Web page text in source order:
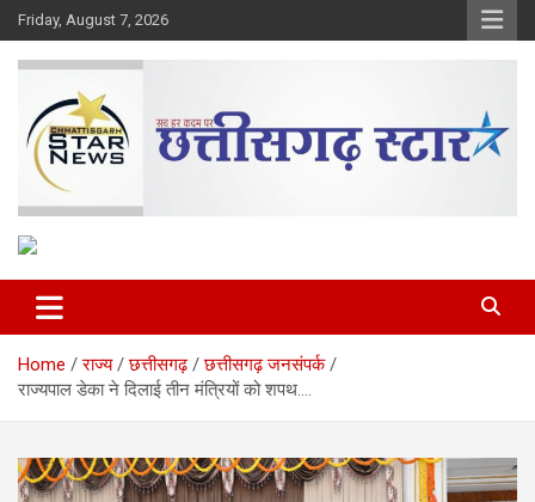
Skip
to
content
Friday, August 7, 2026
Chhattisgarh Star
Home राज्य छत्तीसगढ़
छत्तीसगढ़ जनसंपर्क
राज्यपाल डेका ने दिलाई तीन मंत्रियों को शपथ….